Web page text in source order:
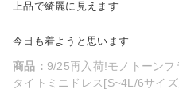
上品で綺麗に見えます
今日も着ようと思います
商品： 9/25再入荷!モノトーン
タイトミニドレス[S~4L/6サイ